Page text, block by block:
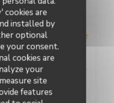
cookies are
installed by
optional
your consent.
cookies are
your
site
features
toujours !
2
Food: 5/5 Value:
een eerlijke prijs. Water
tafeltjes zijn wat